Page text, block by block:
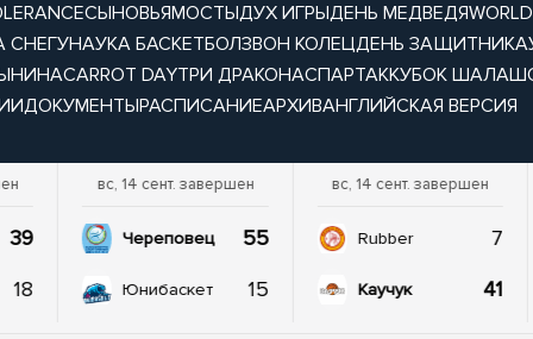
СЫНОВЬЯМОСТЫДУХ ИГРЫДЕНЬ МЕДВЕДЯ
СНЕГУНАУКА БАСКЕТБОЛЗВОН КОЛЕЦДЕНЬ ЗАЩИТНИКА
CARROT DAYТРИ ДРАКОНАСПАРТАККУБОК
ДОКУМЕНТЫРАСПИСАНИЕАРХИВАНГЛИЙСКАЯ ВЕРСИЯ
39
18
вс, 14 сент. завершен
Череповец 55
Юнибаскет 15
вс, 14 сент. завершен
Rubber 7
Каучук 41